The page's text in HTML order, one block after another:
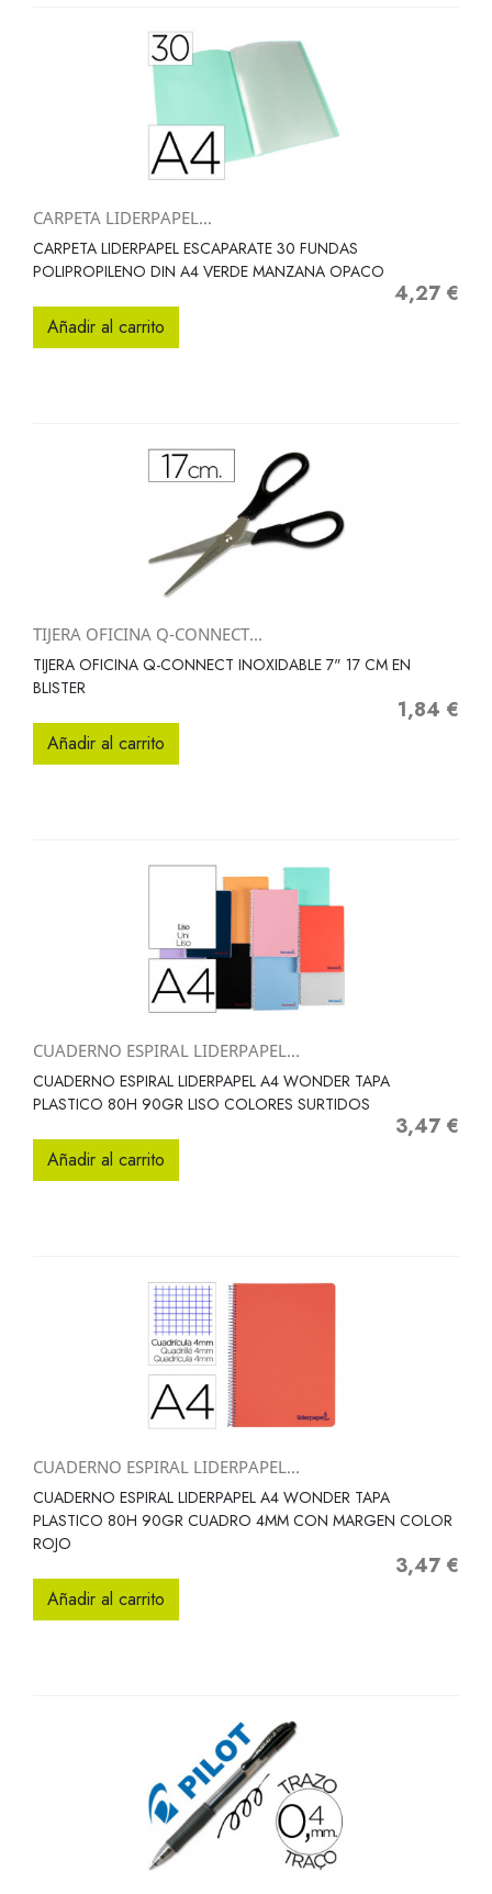
CARPETA LIDERPAPEL...
CARPETA LIDERPAPEL ESCAPARATE 30 FUNDAS
POLIPROPILENO DIN A4 VERDE MANZANA OPACO
Precio
4,27 €
Añadir al carrito
TIJERA OFICINA Q-CONNECT...
TIJERA OFICINA Q-CONNECT INOXIDABLE 7" 17 CM EN
BLISTER
Precio
1,84 €
Añadir al carrito
CUADERNO ESPIRAL LIDERPAPEL...
CUADERNO ESPIRAL LIDERPAPEL A4 WONDER TAPA
PLASTICO 80H 90GR LISO COLORES SURTIDOS
Precio
3,47 €
Añadir al carrito
CUADERNO ESPIRAL LIDERPAPEL...
CUADERNO ESPIRAL LIDERPAPEL A4 WONDER TAPA
PLASTICO 80H 90GR CUADRO 4MM CON MARGEN COLOR
ROJO
Precio
3,47 €
Añadir al carrito